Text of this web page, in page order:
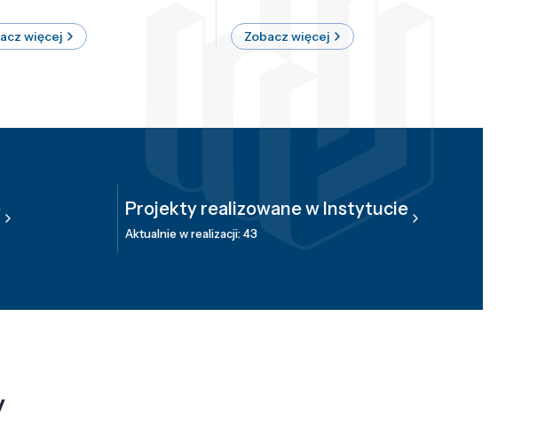
więcej Zobacz więcej
Projekty realizowane w Instytucie
Aktualnie w realizacji: 43